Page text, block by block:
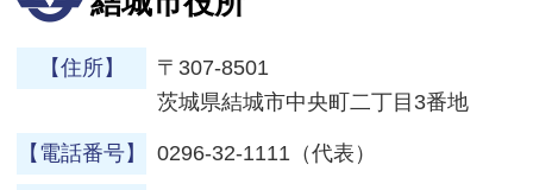
【住所】
〒307-8501
茨城県結城市中央町二丁目3番地
【電話番号】 0296-32-1111（代表）